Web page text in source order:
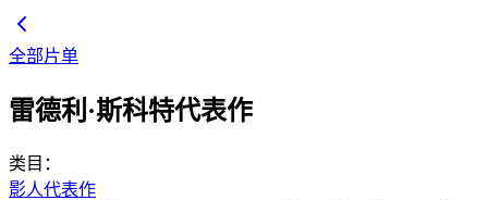
全部片单
雷德利·斯科特代表作
类目：
影人代表作